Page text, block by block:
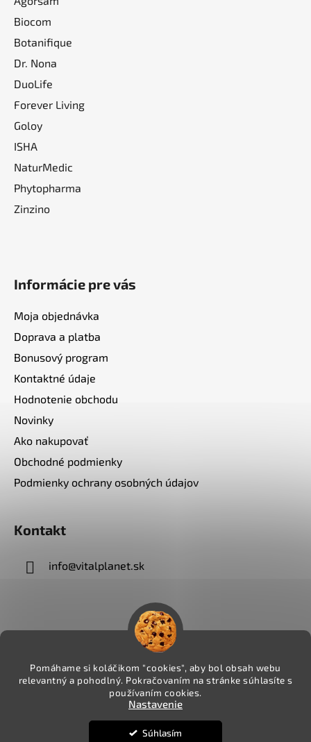
Pomáhame si koláčikom "cookies", aby bol obsah webu
relevantný a pohodlný. Pokračovaním na stránke súhlasíte s
používaním cookies.
Nastavenie
Súhlasím
Biocom
Botanifique
Dr. Nona
DuoLife
Forever Living
Goloy
ISHA
NaturMedic
Phytopharma
Zinzino
Informácie pre vás
Moja objednávka
Doprava a platba
Bonusový program
Kontaktné údaje
Hodnotenie obchodu
Novinky
Ako nakupovať
Obchodné podmienky
Podmienky ochrany osobných údajov
Kontakt
info@vitalplanet.sk